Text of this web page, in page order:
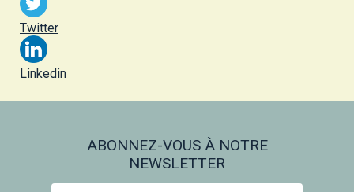
Twitter
Linkedin
ABONNEZ-VOUS À NOTRE
NEWSLETTER